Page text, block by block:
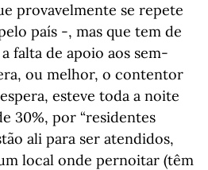
provavelmente se repete
país -, mas que tem de
falta de apoio aos sem-
ou melhor, o contentor
esteve toda a noite
30%, por “residentes
ali para ser atendidos,
local onde pernoitar (têm